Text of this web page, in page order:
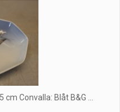
Convalla: Blåt B&G ...